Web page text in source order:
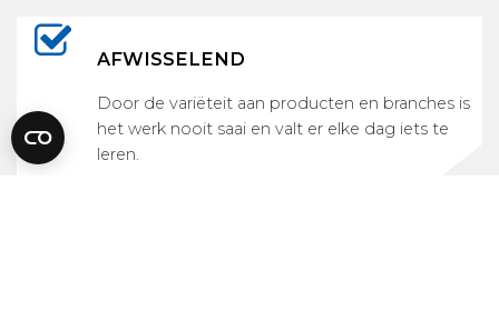
AFWISSELEND
Door de variëteit aan producten en branches is
het werk nooit saai en valt er elke dag iets te
leren.